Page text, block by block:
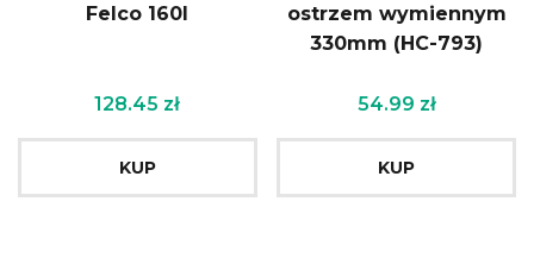
Felco 160l
128.45 zł
KUP
ostrzem wymiennym
330mm (HC-793)
54.99 zł
KUP